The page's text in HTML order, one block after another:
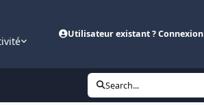
Utilisateur existant ? Connexion
Search...